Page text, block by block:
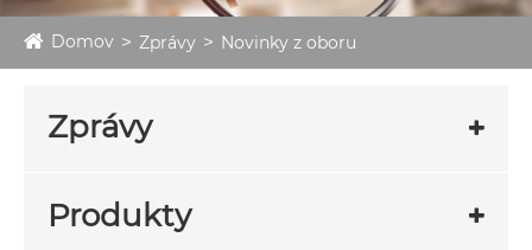
Domov Zprávy Novinky z oboru
Zprávy
Produkty